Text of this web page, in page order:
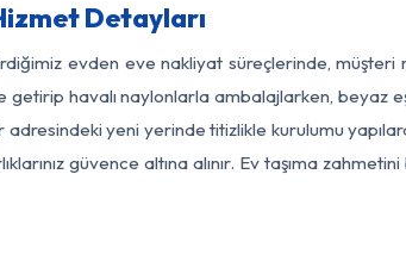
Detayları
evden eve nakliyat süreçlerinde,
havalı naylonlarla ambalajlarken, beyaz
yeni yerinde titizlikle kurulumu
güvence altına alınır. Ev taşıma